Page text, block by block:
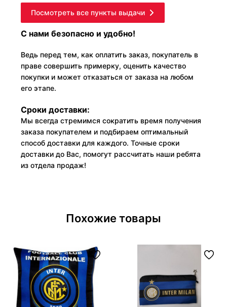
Посмотреть все пункты выдачи
С нами безопасно и удобно!
Ведь перед тем, как оплатить заказ, покупатель в
праве совершить примерку, оценить качество
покупки и может отказаться от заказа на любом
его этапе.
Сроки доставки:
Мы всегда стремимся сократить время получения
заказа покупателем и подбираем оптимальный
способ доставки для каждого. Точные сроки
доставки до Вас, помогут рассчитать наши ребята
из отдела продаж!
Похожие товары